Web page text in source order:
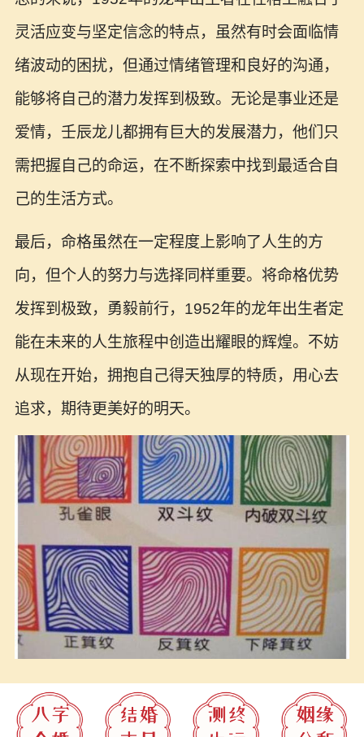
灵活应变与坚定信念的特点，虽然有时会面临情
绪波动的困扰，但通过情绪管理和良好的沟通，
能够将自己的潜力发挥到极致。无论是事业还是
爱情，壬辰龙儿都拥有巨大的发展潜力，他们只
需把握自己的命运，在不断探索中找到最适合自
己的生活方式。
最后，命格虽然在一定程度上影响了人生的方
向，但个人的努力与选择同样重要。将命格优势
发挥到极致，勇毅前行，1952年的龙年出生者定
能在未来的人生旅程中创造出耀眼的辉煌。不妨
从现在开始，拥抱自己得天独厚的特质，用心去
追求，期待更美好的明天。